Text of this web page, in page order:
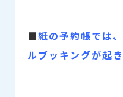
■紙の予約帳では
ルブッキングが起